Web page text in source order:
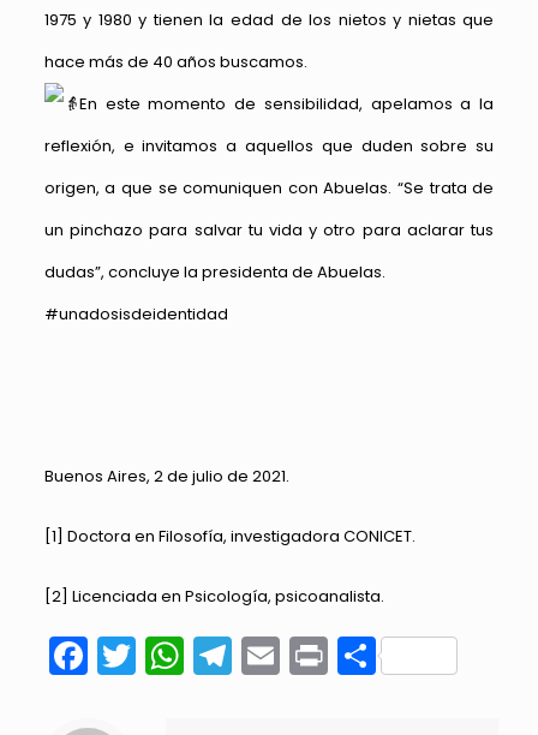
1975 y 1980 y tienen la edad de los nietos y nietas que
hace más de 40 años buscamos.
En este momento de sensibilidad, apelamos a la
reflexión, e invitamos a aquellos que duden sobre su
origen, a que se comuniquen con Abuelas. “Se trata de
un pinchazo para salvar tu vida y otro para aclarar tus
dudas”, concluye la presidenta de Abuelas.
#unadosisdeidentidad
Buenos Aires, 2 de julio de 2021.
[1] Doctora en Filosofía, investigadora CONICET.
[2] Licenciada en Psicología, psicoanalista.
Facebook
Twitter
WhatsApp
Telegram
Email
Print